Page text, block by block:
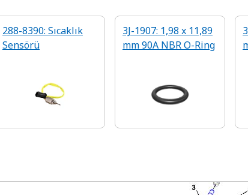
288-8390: Sıcaklık
Sensörü
3J-1907: 1,98 x 11,89
mm 90A NBR O-Ring